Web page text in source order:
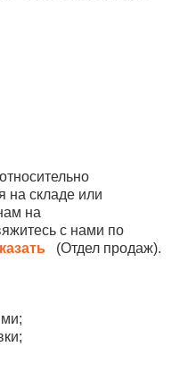
на складе или
на
с нами по
(Отдел продаж).